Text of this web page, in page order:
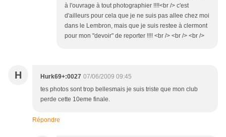
à l'ouvrage à tout photographier !!!!<br /> c'est
d'ailleurs pour cela que je ne suis pas allee chez moi
dans le Lembron, mais que je suis restee à clermont
pour mon "devoir" de reporter !!!! <br /> <br /> <br />
H Hurk69+:0027 07/06/2009 09:45
tes photos sont trop bellesmais je suis triste que mon club
perde cette 10eme finale.
Répondre